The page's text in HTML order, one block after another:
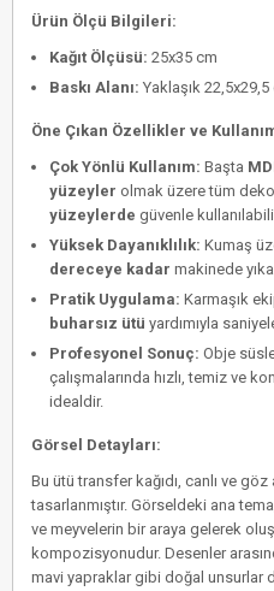
Ürün Ölçü Bilgileri:
Kağıt Ölçüsü: 25x35 cm
Baskı Alanı: Yaklaşık 22,5x29,5
Öne Çıkan Özellikler ve
Çok Yönlü Kullanım: Başta
yüzeyler olmak üzere tüm
yüzeylerde güvenle
Yüksek Dayanıklılık: Kumaş
dereceye kadar makinede
Pratik Uygulama: Karmaşık
buharsız ütü yardımıyla
Profesyonel Sonuç: Obje
çalışmalarında hızlı, temiz ve
idealdir.
Görsel Detayları:
Bu ütü transfer kağıdı, canlı ve
tasarlanmıştır. Görseldeki ana
ve meyvelerin bir araya gelerek
kompozisyonudur. Desenler
mavi yapraklar gibi doğal unsurlar